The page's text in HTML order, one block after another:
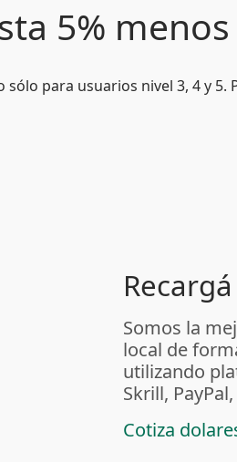
5% menos
sólo para usuarios nivel 3, 4 y 5.
Somos la
local de
utilizando
Skrill,
Cotiza